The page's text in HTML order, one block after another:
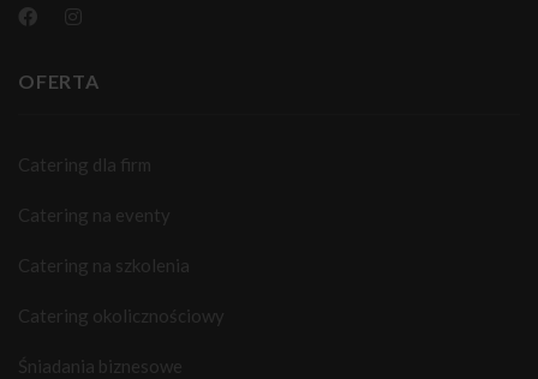
OFERTA
Catering dla firm
Catering na eventy
Catering na szkolenia
Catering okolicznościowy
Śniadania biznesowe